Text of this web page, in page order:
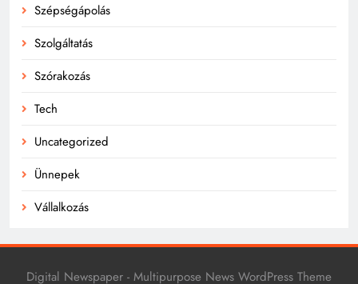
Szépségápolás
Szolgáltatás
Szórakozás
Tech
Uncategorized
Ünnepek
Vállalkozás
Digital Newspaper - Multipurpose News WordPress Theme